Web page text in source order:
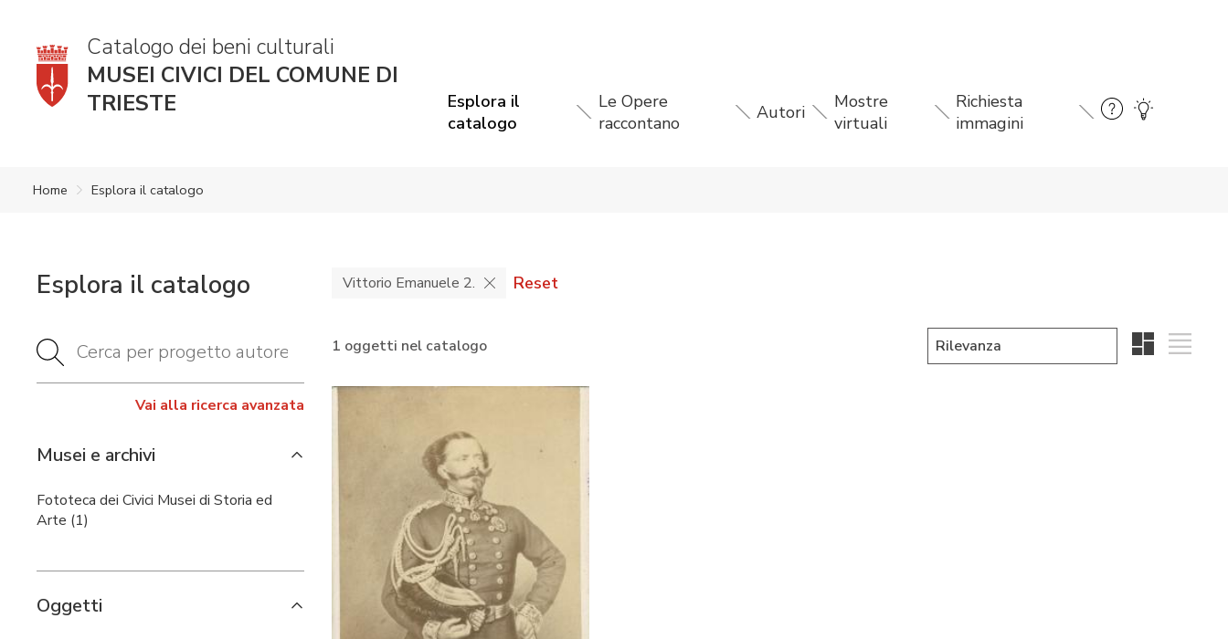
Catalogo dei beni culturali
MUSEI CIVICI DEL COMUNE DI
TRIESTE
Esplora il
catalogo
Le Opere
raccontano
Autori
Mostre
virtuali
Richiesta
immagini
Home Esplora il catalogo
Esplora il catalogo
Vai alla ricerca avanzata
Musei e archivi
Fototeca dei Civici Musei di Storia ed
Arte (1)
Oggetti
Vittorio Emanuele 2. Reset
1 oggetti nel catalogo